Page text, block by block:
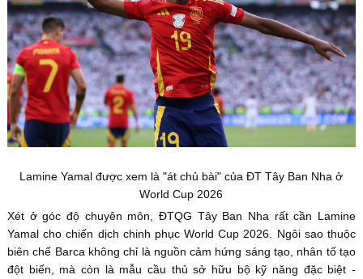
Lamine Yamal được xem là "át chủ bài" của ĐT Tây Ban Nha ở
World Cup 2026
Xét ở góc độ chuyên môn, ĐTQG Tây Ban Nha rất cần Lamine
Yamal cho chiến dịch chinh phục World Cup 2026. Ngôi sao thuộc
biên chế Barca không chỉ là nguồn cảm hứng sáng tạo, nhân tố tạo
đột biến, mà còn là mẫu cầu thủ sở hữu bộ kỹ năng đặc biệt -